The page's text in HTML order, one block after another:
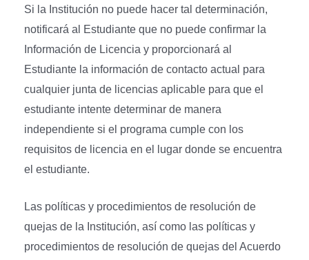
Si la Institución no puede hacer tal determinación,
notificará al Estudiante que no puede confirmar la
Información de Licencia y proporcionará al
Estudiante la información de contacto actual para
cualquier junta de licencias aplicable para que el
estudiante intente determinar de manera
independiente si el programa cumple con los
requisitos de licencia en el lugar donde se encuentra
el estudiante.
Las políticas y procedimientos de resolución de
quejas de la Institución, así como las políticas y
procedimientos de resolución de quejas del Acuerdo